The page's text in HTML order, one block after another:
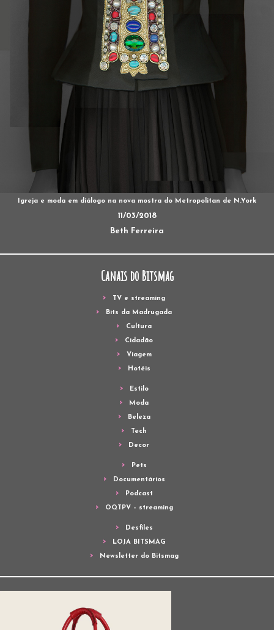
Igreja e moda em diálogo na nova mostra do Metropolitan de N.York
11/03/2018
Beth Ferreira
Canais do Bitsmag
TV e streaming
Bits da Madrugada
Cultura
Cidadão
Viagem
Hotéis
Estilo
Moda
Beleza
Tech
Decor
Pets
Documentários
Podcast
OQTPV – streaming
Desfiles
LOJA BITSMAG
Newsletter do Bitsmag